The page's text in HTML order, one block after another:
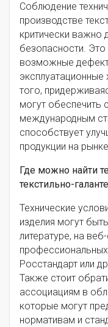
Соблюдение
производстве
критически важно
безопасности. Это
возможные
эксплуатационные
того,
могут обеспечить
международным
способствует
продукции на
Где можно найти
текстильно-
Технические
изделия могут
литературе, на
профессиональных
Росстандарт или
Также стоит
ассоциациям в
которые могут
нормативам и